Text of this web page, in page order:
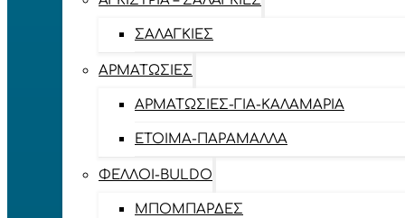
ΣΑΛΑΓΚΙΈΣ
ΑΡΜΑΤΩΣΙΈΣ
ΑΡΜΑΤΩΣΙΈΣ-ΓΙΑ-ΚΑΛΑΜΆΡΙΑ
ΈΤΟΙΜΑ-ΠΑΡΆΜΑΛΛΑ
ΦΕΛΛΟΊ-BULDO
ΜΠΟΜΠΆΡΔΕΣ